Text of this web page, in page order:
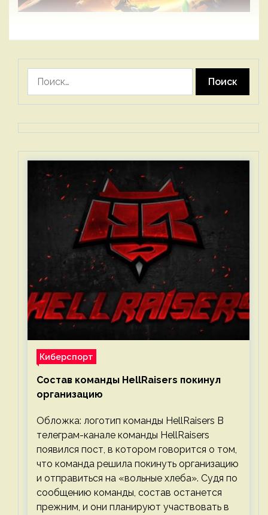
Киберспорт
Состав команды HellRaisers покинул
организацию
Обложка: логотип команды HellRaisers В
телеграм-канале команды HellRaisers
появился пост, в котором говорится о том,
что команда решила покинуть организацию
и отправиться на «вольные хлеба». Судя по
сообщению команды, состав останется
прежним, и они планируют участвовать в